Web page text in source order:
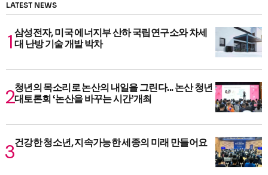
LATEST NEWS
삼성전자, 미국 에너지부 산하 국립연구소와 차세
대 난방 기술 개발 박차
청년의 목소리로 논산의 내일을 그린다... 논산 청년
대토론회 ‘논산을 바꾸는 시간’개최
건강한 청소년, 지속가능한 세종의 미래 만들어요